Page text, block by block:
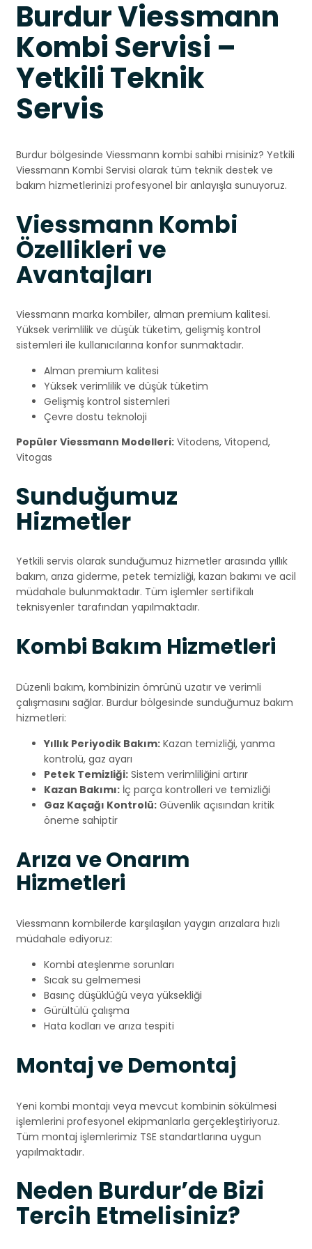
Burdur Viessmann
Kombi Servisi –
Yetkili Teknik
Servis
Burdur bölgesinde Viessmann kombi sahibi misiniz? Yetkili
Viessmann Kombi Servisi olarak tüm teknik destek ve
bakım hizmetlerinizi profesyonel bir anlayışla sunuyoruz.
Viessmann Kombi
Özellikleri ve
Avantajları
Viessmann marka kombiler, alman premium kalitesi.
Yüksek verimlilik ve düşük tüketim, gelişmiş kontrol
sistemleri ile kullanıcılarına konfor sunmaktadır.
Alman premium kalitesi
Yüksek verimlilik ve düşük tüketim
Gelişmiş kontrol sistemleri
Çevre dostu teknoloji
Popüler Viessmann Modelleri: Vitodens, Vitopend,
Vitogas
Sunduğumuz
Hizmetler
Yetkili servis olarak sunduğumuz hizmetler arasında yıllık
bakım, arıza giderme, petek temizliği, kazan bakımı ve acil
müdahale bulunmaktadır. Tüm işlemler sertifikalı
teknisyenler tarafından yapılmaktadır.
Kombi Bakım Hizmetleri
Düzenli bakım, kombinizin ömrünü uzatır ve verimli
çalışmasını sağlar. Burdur bölgesinde sunduğumuz bakım
hizmetleri:
Yıllık Periyodik Bakım: Kazan temizliği, yanma
kontrolü, gaz ayarı
Petek Temizliği: Sistem verimliliğini artırır
Kazan Bakımı: İç parça kontrolleri ve temizliği
Gaz Kaçağı Kontrolü: Güvenlik açısından kritik
öneme sahiptir
Arıza ve Onarım
Hizmetleri
Viessmann kombilerde karşılaşılan yaygın arızalara hızlı
müdahale ediyoruz:
Kombi ateşlenme sorunları
Sıcak su gelmemesi
Basınç düşüklüğü veya yüksekliği
Gürültülü çalışma
Hata kodları ve arıza tespiti
Montaj ve Demontaj
Yeni kombi montajı veya mevcut kombinin sökülmesi
işlemlerini profesyonel ekipmanlarla gerçekleştiriyoruz.
Tüm montaj işlemlerimiz TSE standartlarına uygun
yapılmaktadır.
Neden Burdur’de Bizi
Tercih Etmelisiniz?